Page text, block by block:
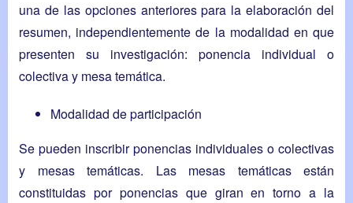
una de las opciones anteriores para la elaboración del
resumen, independientemente de la modalidad en que
presenten su investigación: ponencia individual o
colectiva y mesa temática.
Modalidad de participación
Se pueden inscribir ponencias individuales o colectivas
y mesas temáticas. Las mesas temáticas están
constituidas por ponencias que giran en torno a la